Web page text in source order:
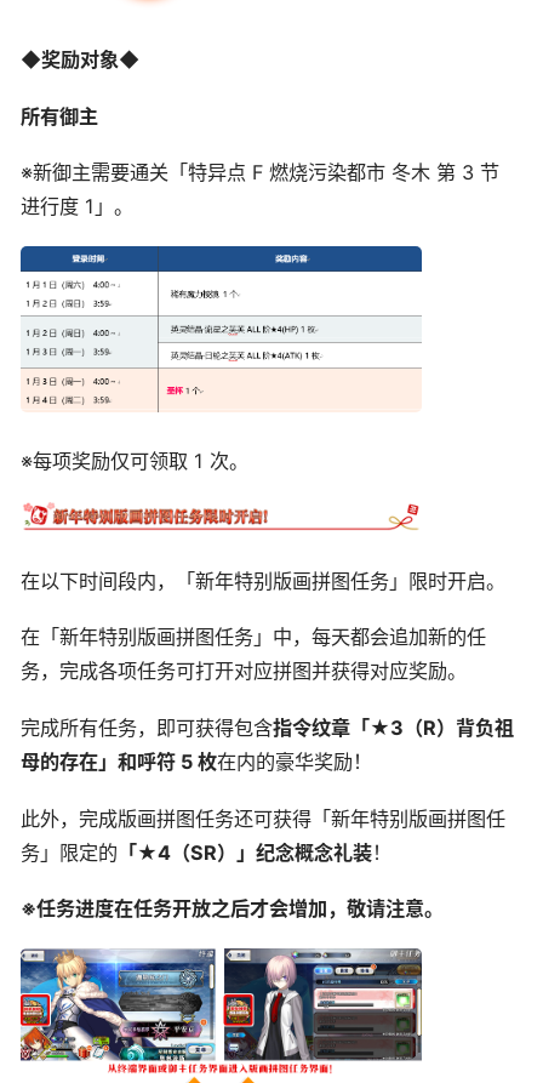
◆奖励对象◆
所有御主
※新御主需要通关「特异点 F 燃烧污染都市 冬木 第 3 节
进行度 1」。
※每项奖励仅可领取 1 次。
在以下时间段内，「新年特别版画拼图任务」限时开启。
在「新年特别版画拼图任务」中，每天都会追加新的任
务，完成各项任务可打开对应拼图并获得对应奖励。
完成所有任务，即可获得包含指令纹章「★3（R）背负祖
母的存在」和呼符 5 枚在内的豪华奖励！
此外，完成版画拼图任务还可获得「新年特别版画拼图任
务」限定的 「★4（SR）」纪念概念礼装！
※任务进度在任务开放之后才会增加，敬请注意。